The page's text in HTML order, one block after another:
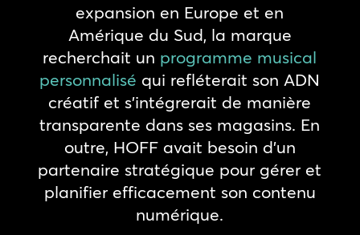
expansion en Europe et en
Amérique du Sud, la marque
recherchait un programme musical
personnalisé qui refléterait son ADN
créatif et s’intégrerait de manière
transparente dans ses magasins. En
outre, HOFF avait besoin d’un
partenaire stratégique pour gérer et
planifier efficacement son contenu
numérique.